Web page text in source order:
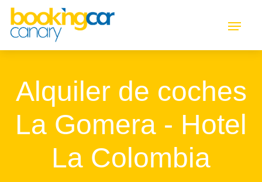
Alquiler de coches
La Gomera - Hotel
La Colombia